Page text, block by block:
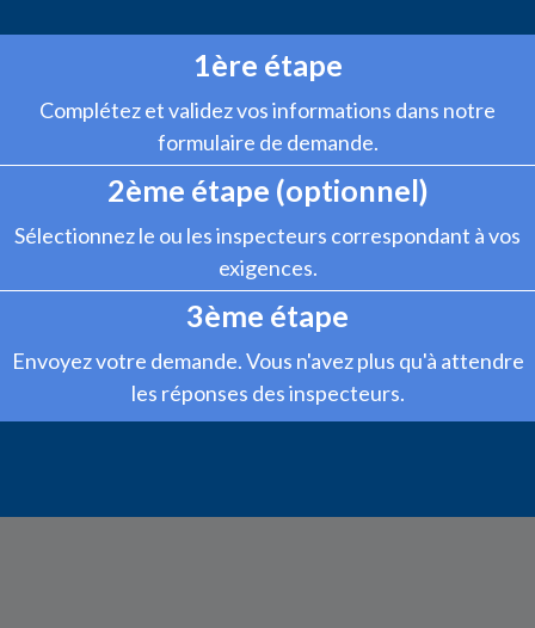
1ère étape
Complétez et validez vos informations dans notre
formulaire de demande.
2ème étape (optionnel)
Sélectionnez le ou les inspecteurs correspondant à vos
exigences.
3ème étape
Envoyez votre demande. Vous n'avez plus qu'à attendre
les réponses des inspecteurs.